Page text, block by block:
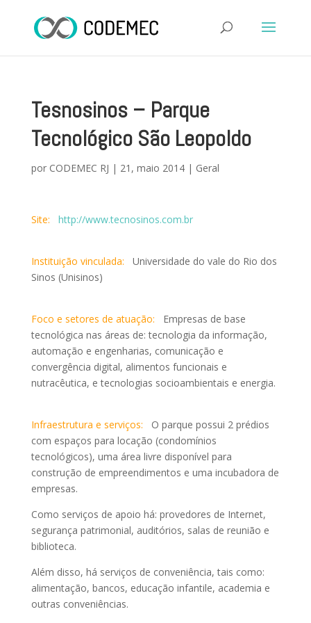
Tesnosinos – Parque
Tecnológico São Leopoldo
por CODEMEC RJ | 21, maio 2014| Geral
Site: http://www.tecnosinos.com.br
Instituição vinculada: Universidade do vale do Rio dos
Sinos (Unisinos)
Foco e setores de atuação: Empresas de base
tecnológica nas áreas de: tecnologia da informação,
automação e engenharias, comunicação e
convergência digital, alimentos funcionais e
nutracêutica, e tecnologias socioambientais e energia.
Infraestrutura e serviços: O parque possui 2 prédios
com espaços para locação (condomínios
tecnológicos), uma área livre disponível para
construção de empreendimentos e uma incubadora de
empresas.
Como serviços de apoio há: provedores de Internet,
segurança patrimonial, auditórios, salas de reunião e
biblioteca.
Além disso, há serviços de conveniência, tais como:
alimentação, bancos, educação infantile, academia e
outras conveniências.